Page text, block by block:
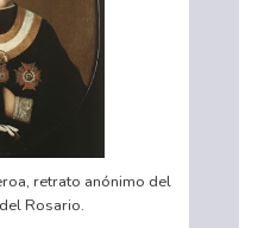
retrato anónimo del
Rosario.